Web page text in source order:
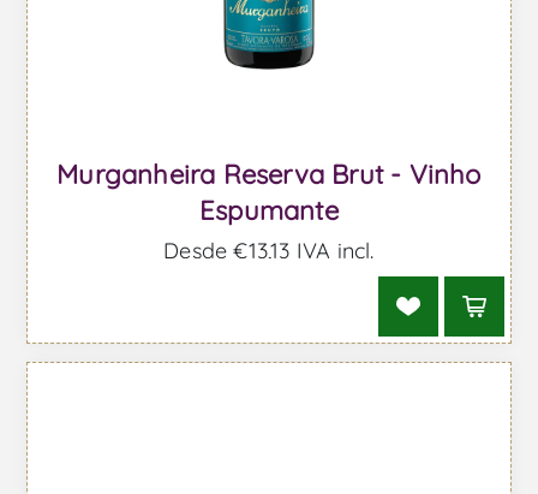
Murganheira Reserva Brut - Vinho
Espumante
Desde €13,13 IVA incl.